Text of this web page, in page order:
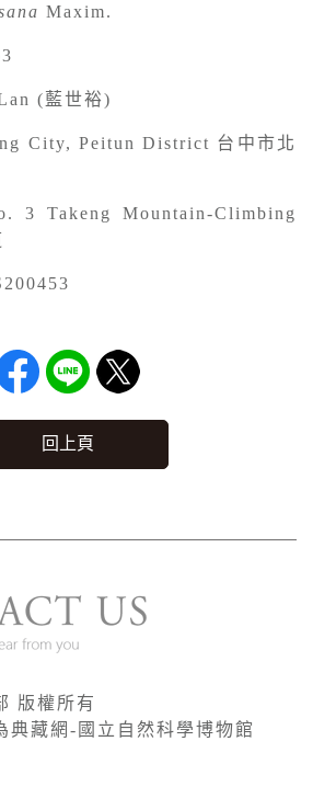
Maxim.
(藍世裕)
City, Peitun District 台中市北
3 Takeng Mountain-Climbing
回上頁
版權所有
典藏網-國立自然科學博物館